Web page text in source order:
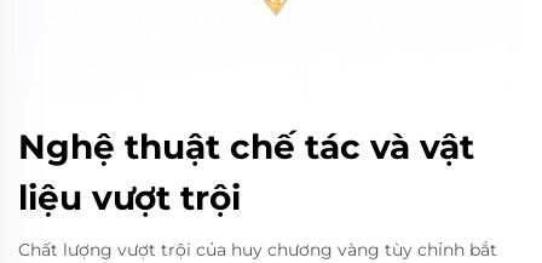
Nghệ thuật chế tác và vật
liệu vượt trội
Chất lượng vượt trội của huy chương vàng tùy chỉnh bắt